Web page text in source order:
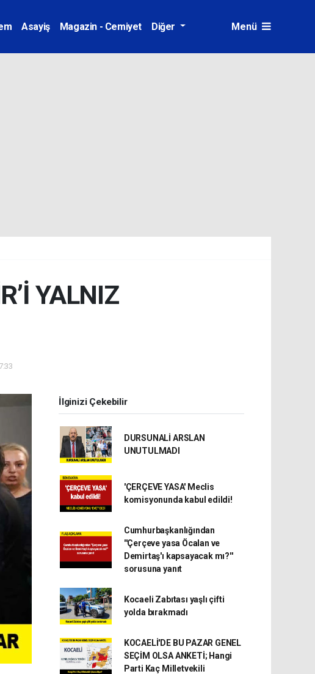
Asayiş Magazin - Cemiyet Diğer Menü
YALNIZ
İlginizi Çekebilir
DURSUNALİ ARSLAN
UNUTULMADI
'ÇERÇEVE YASA' Meclis
komisyonunda kabul edildi!
Cumhurbaşkanlığından
''Çerçeve yasa Öcalan ve
Demirtaş'ı kapsayacak mı?''
sorusuna yanıt
Kocaeli Zabıtası yaşlı çifti
yolda bırakmadı
KOCAELİ'DE BU PAZAR GENEL
SEÇİM OLSA ANKETİ; Hangi
Parti Kaç Milletvekili